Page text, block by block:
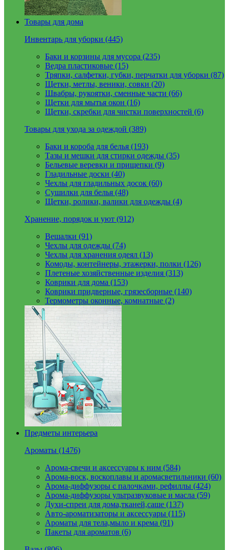
Товары для дома
Инвентарь для уборки (445)
Баки и корзины для мусора (235)
Ведра пластиковые (15)
Тряпки, салфетки, губки, перчатки для уборки (87)
Щетки, метлы, веники, совки (20)
Швабры, рукоятки, сменные части (66)
Щетки для мытья окон (16)
Щетки, скребки для чистки поверхностей (6)
Товары для ухода за одеждой (389)
Баки и короба для белья (193)
Тазы и мешки для стирки одежды (35)
Бельевые веревки и прищепки (9)
Гладильные доски (40)
Чехлы для гладильных досок (60)
Сушилки для белья (48)
Щетки, ролики, валики для одежды (4)
Хранение, порядок и уют (912)
Вешалки (91)
Чехлы для одежды (74)
Чехлы для хранения одеял (13)
Комоды, контейнеры, этажерки, полки (126)
Плетеные хозяйственные изделия (313)
Коврики для дома (153)
Коврики придверные, грязесборные (140)
Термометры оконные, комнатные (2)
Предметы интерьера
Ароматы (1476)
Арома-свечи и аксессуары к ним (584)
Арома-воск, воскоплавы и аромасветильники (60)
Арома-диффузоры с палочками, рефиллы (424)
Арома-диффузоры ультразвуковые и масла (59)
Духи-спреи для дома,тканей,саше (137)
Авто-ароматизаторы и аксессуары (115)
Ароматы для тела,мыло и крема (91)
Пакеты для ароматов (6)